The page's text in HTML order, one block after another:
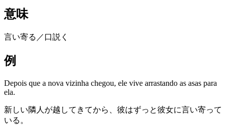
意味
言い寄る／口説く
例
Depois que a nova vizinha chegou, ele vive arrastando as asas para
ela.
新しい隣人が越してきてから、彼はずっと彼女に言い寄って
いる。